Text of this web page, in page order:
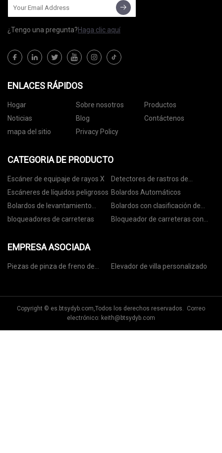
¿Tengo una pregunta?Haga clic aquí
ENLACES RÁPIDOS
Hogar Sobre nosotros
Productos
Noticias
Blog
Contáctenos
mapa del sitio
Privacy Policy
CATEGORIA DE PRODUCTO
Escáner de equipaje de rayos X
Detectores de rastros de
explosivos
Escáneres de líquidos peligrosos Bolardos Automáticos
Bolardos de levantamiento
automático
Bolardos con clasificación de
choque
bloqueadores de carreteras
Bloqueador de carreteras con
EMPRESA ASOCIADA
Piezas de pinza de freno de
Elevador de villa personalizado
Copyright © es.btsydyb.com,Todos los derechos reservados. Correo
electrónico: keith@btsydyb.com